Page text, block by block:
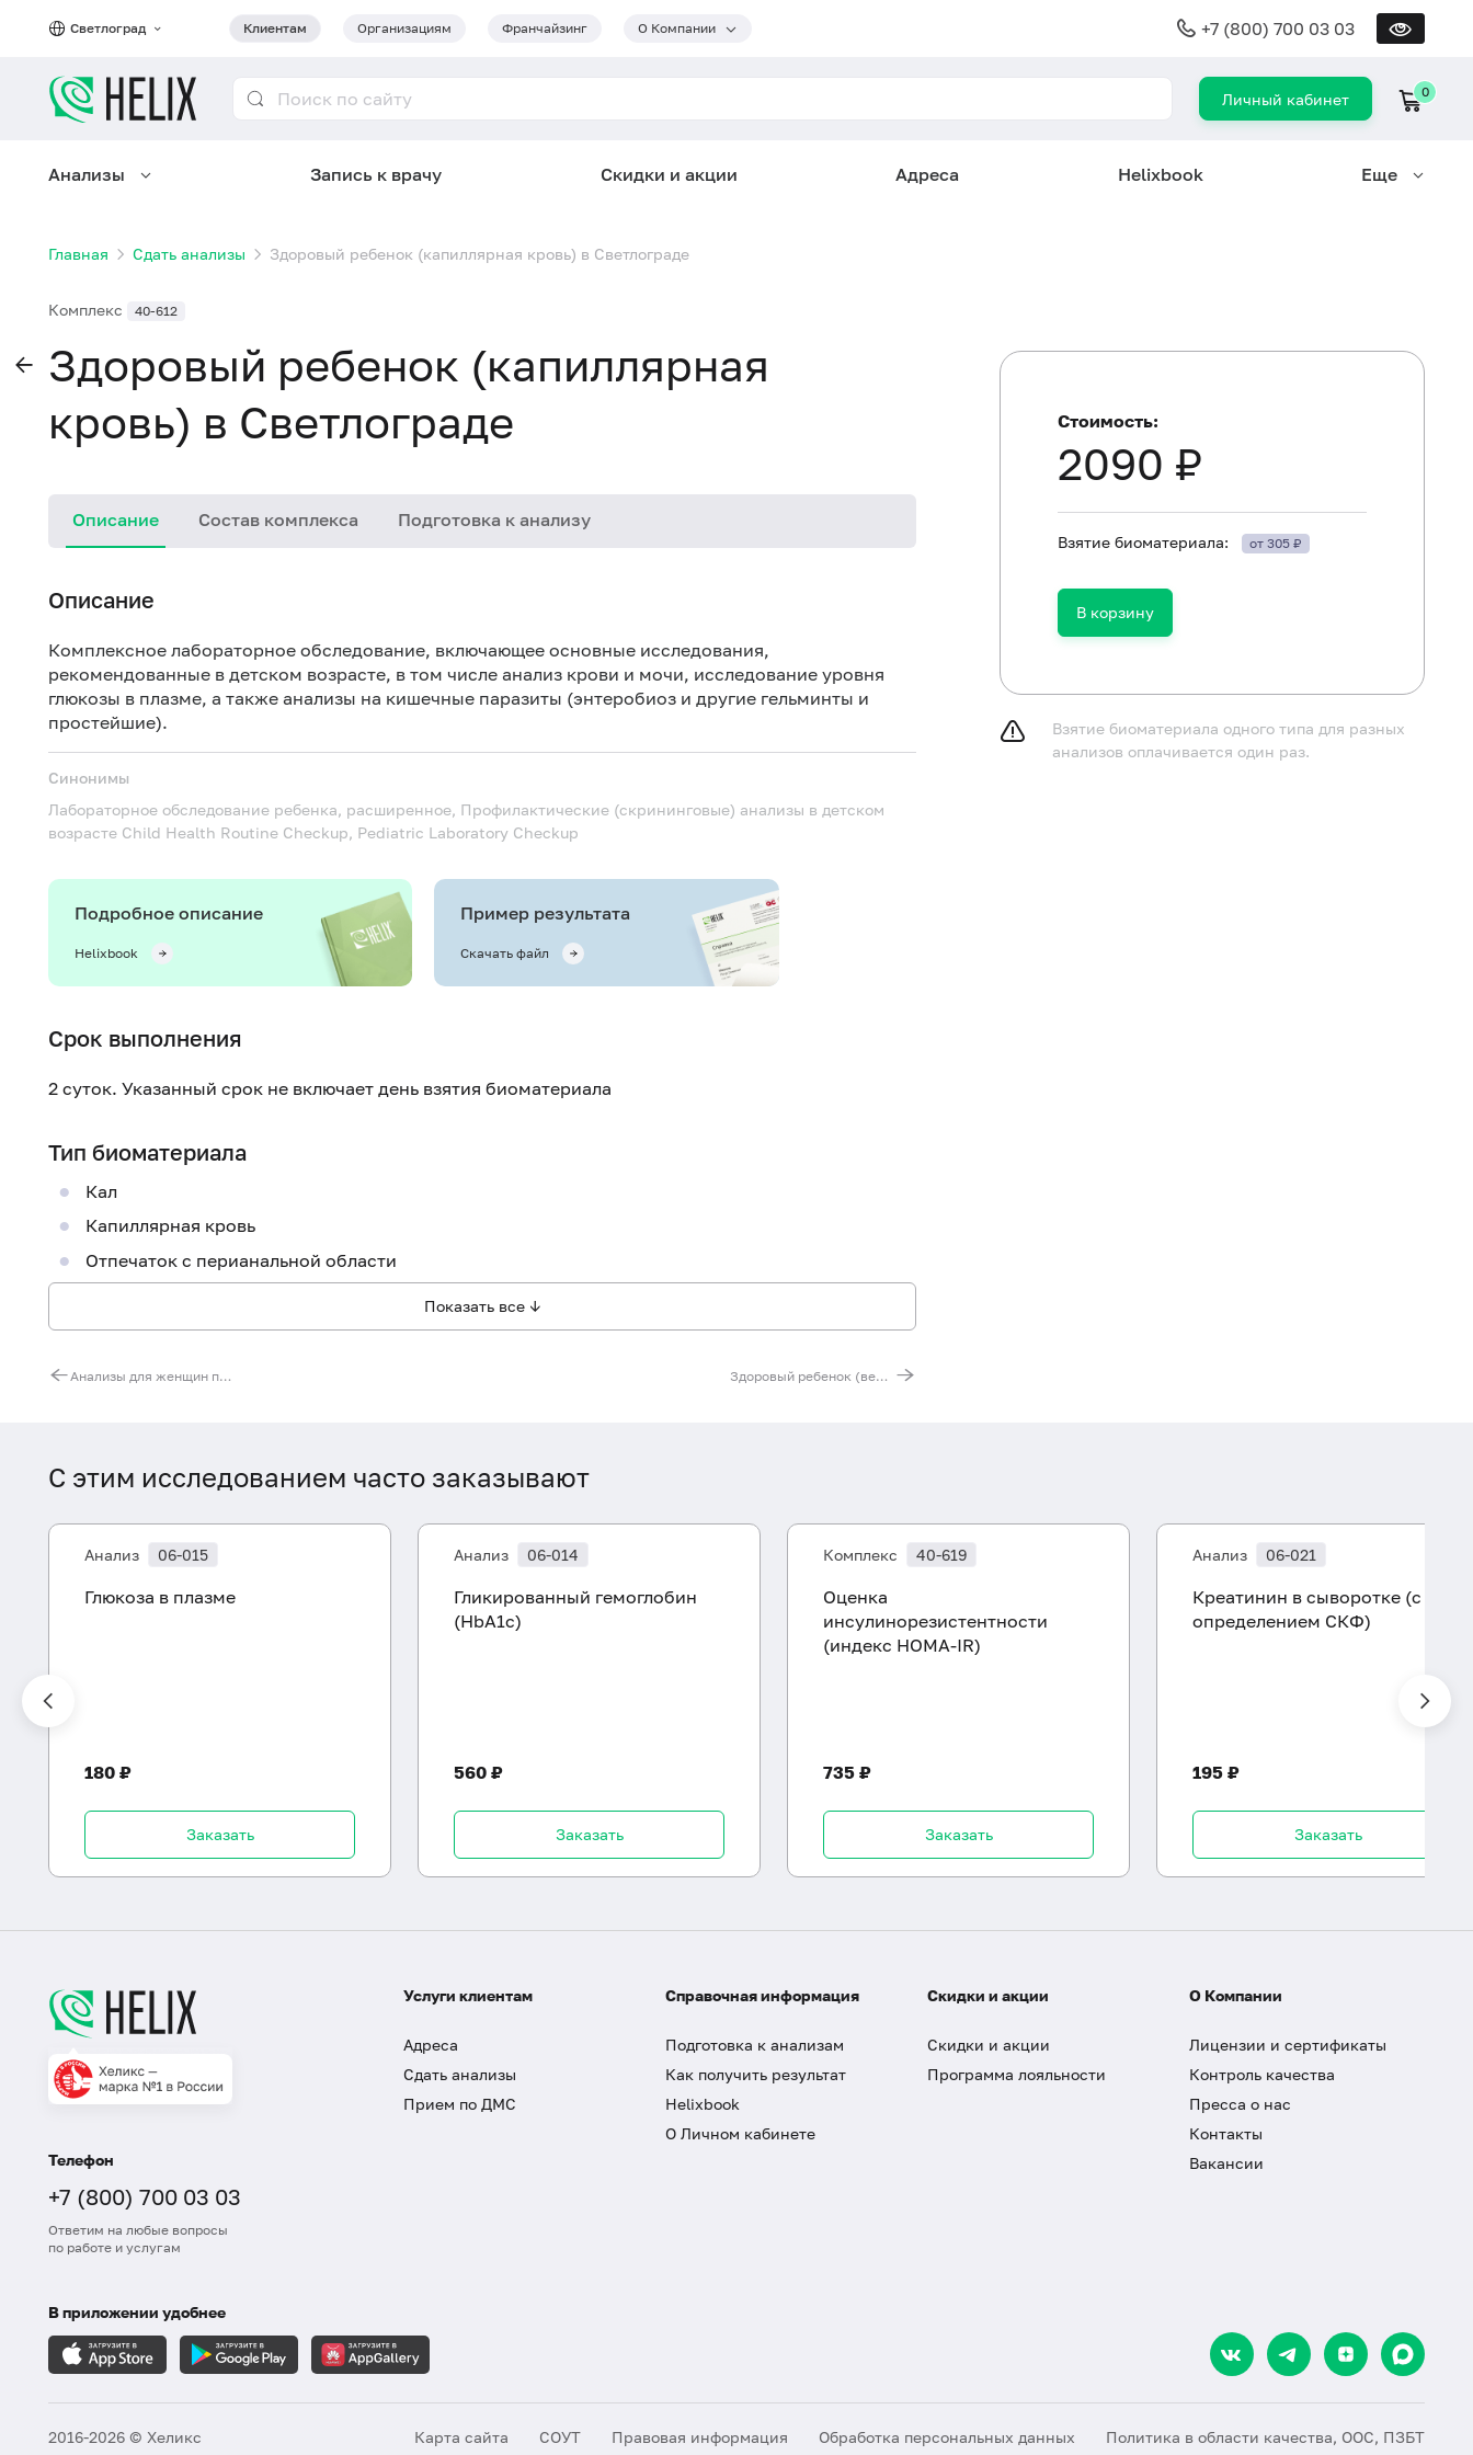
Светлоград Клиентам Организациям Франчайзинг О Компании +7 (800) 700 03 03
Личный кабинет 0
Анализы Запись к врачу Скидки и акции Адреса Helixbook Еще
Главная Сдать анализы Здоровый ребенок (капиллярная кровь) в Светлограде
Комплекс 40-612
Здоровый ребенок (капиллярная
кровь) в Светлограде
Описание Состав комплекса Подготовка к анализу
Описание
Комплексное лабораторное обследование, включающее основные исследования,
рекомендованные в детском возрасте, в том числе анализ крови и мочи, исследование уровня
глюкозы в плазме, а также анализы на кишечные паразиты (энтеробиоз и другие гельминты и
простейшие).
Синонимы
Лабораторное обследование ребенка, расширенное, Профилактические (скрининговые) анализы в детском
возрасте Child Health Routine Checkup, Pediatric Laboratory Checkup
Подробное описание
Helixbook
Пример результата
Скачать файл
Срок выполнения
2 суток. Указанный срок не включает день взятия биоматериала
Тип биоматериала
Кал
Капиллярная кровь
Отпечаток с перианальной области
Показать все ↓
Анализы для женщин перед протезированием Здоровый ребенок (венозная кровь)
Клинический анализ крови (с лейкоцитарной формулой)
Общий анализ мочи с микроскопией
Анализ кала на цисты простейших
Стоимость:
2090 ₽
Взятие биоматериала: от 305 ₽
В корзину
Взятие биоматериала одного типа для разных
анализов оплачивается один раз.
С этим исследованием часто заказывают
Анализ 06-015
Глюкоза в плазме
180 ₽
Заказать
Анализ 06-014
Гликированный гемоглобин
(HbA1c)
560 ₽
Заказать
Комплекс 40-619
Оценка
инсулинорезистентности
(индекс HOMA-IR)
735 ₽
Заказать
Анализ 06-021
Креатинин в сыворотке (с
определением СКФ)
195 ₽
Заказать
Телефон
+7 (800) 700 03 03
Ответим на любые вопросы
по работе и услугам
Услуги клиентам
Адреса
Сдать анализы
Прием по ДМС
Справочная информация
Подготовка к анализам
Как получить результат
Helixbook
О Личном кабинете
Скидки и акции
Скидки и акции
Программа лояльности
О Компании
Лицензии и сертификаты
Контроль качества
Пресса о нас
Контакты
Вакансии
В приложении удобнее
2016-2026 © Хеликс Карта сайта СОУТ Правовая информация Обработка персональных данных Политика в области качества, ООС, ПЗБТ